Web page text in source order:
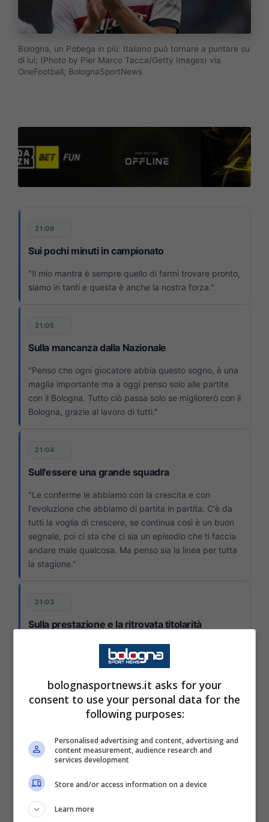
Bologna, un Pobega in più: Italiano può tornare a puntare su
di lui; (Photo by Pier Marco Tacca/Getty Images) via
OneFootball; BolognaSportNews
21:09
Sui pochi minuti in campionato
"Il mio mantra è sempre quello di farmi trovare pronto,
siamo in tanti e questa è anche la nostra forza."
21:05
Sulla mancanza dalla Nazionale
"Penso che ogni giocatore abbia questo sogno, è una
maglia importante ma a oggi penso solo alle partite
con il Bologna. Tutto ciò passa solo se migliorerò con il
Bologna, grazie al lavoro di tutti."
21:04
Sull'essere una grande squadra
"Le conferme le abbiamo con la crescita e con
l'evoluzione che abbiamo di partita in partita. C'è da
tutti la voglia di crescere, se continua così è un buon
segnale, poi ci sta che ci sia un episodio che ti faccia
andare male qualcosa. Ma penso sia la linea per tutta
la stagione."
21:03
Sulla prestazione e la ritrovata titolarità
"Oggi era importante, abbiamo lottato fino alla fine
anche se non era una partita che non ci aspettavamo.
della nostra grande preparazione che quando ognuno
viene chiamato in causa, risponde bene. Sono
contento che questa squadra abbia questa
partita delle ore 18:00 contro il Bologna allo
stadio Ennio Tardini
bolognasportnews.it asks for your
consent to use your personal data for the
following purposes:
Personalised advertising and content, advertising and
content measurement, audience research and
services development
Store and/or access information on a device
Learn more